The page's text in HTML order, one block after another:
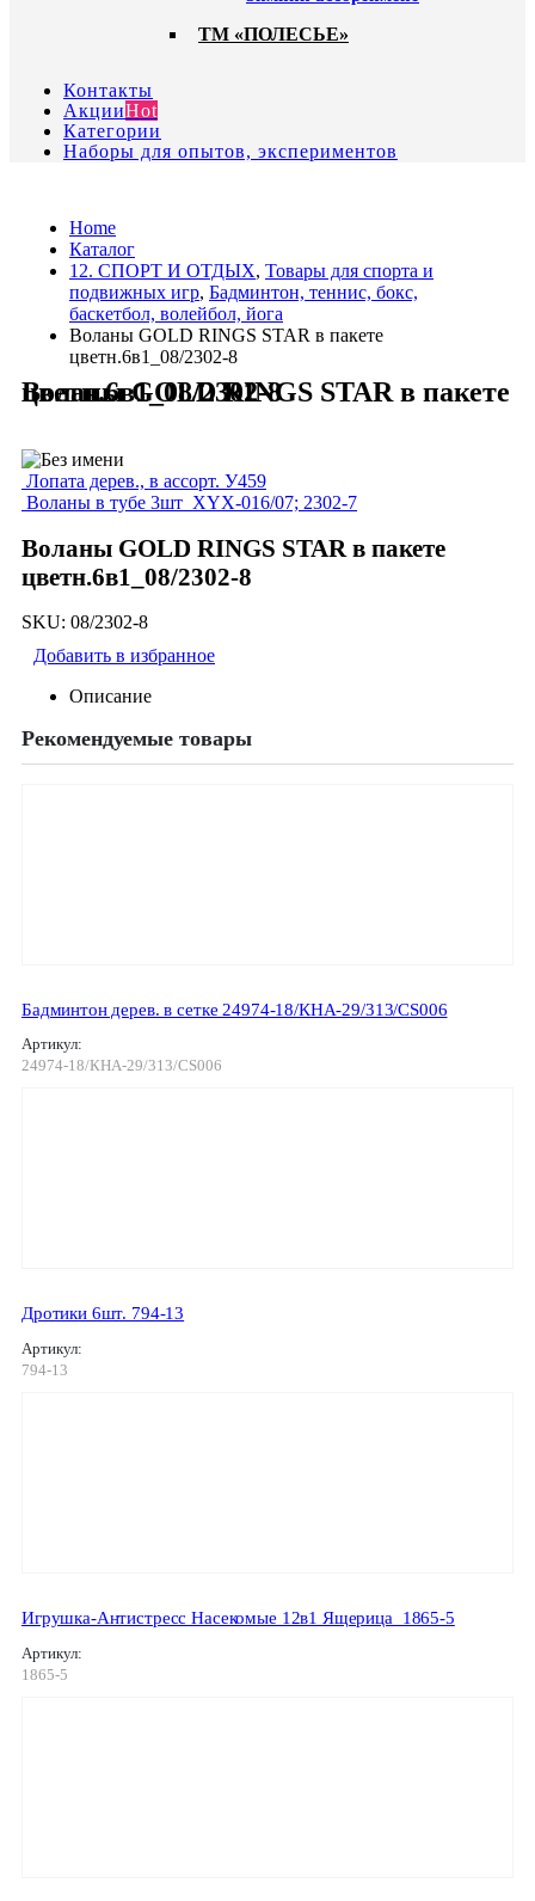
ТМ «ПОЛЕСЬЕ»
Контакты
АкцииHot
Категории
Наборы для опытов, экспериментов
Home
Каталог
12. СПОРТ И ОТДЫХ, Товары для спорта и
подвижных игр, Бадминтон, теннис, бокс,
баскетбол, волейбол, йога
Воланы GOLD RINGS STAR в пакете
цветн.6в1_08/2302-8
Воланы GOLD RINGS STAR в пакете цветн.6в1_08/2302-8
Лопата дерев., в ассорт. У459
Воланы в тубе 3шт_XYX-016/07; 2302-7
Воланы GOLD RINGS STAR в пакете
цветн.6в1_08/2302-8
SKU: 08/2302-8
Добавить в избранное
Описание
Рекомендуемые товары
Бадминтон дерев. в сетке 24974-18/КНА-29/313/CS006
Артикул:
24974-18/КНА-29/313/CS006
Дротики 6шт. 794-13
Артикул:
794-13
Игрушка-Антистресс Насекомые 12в1 Ящерица_1865-5
Артикул:
1865-5